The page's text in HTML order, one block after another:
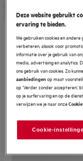
Deze website gebruikt
ervaring te bieden.
We gebruiken cookies en
verbeteren, alsook voor
informatie over je gebruik van
media, advertising en analytics.
ons gebruik van cookies. Zo
aanbiedingen op maat
op ‘Verder zonder accepteren’,
op je surfervaring en op de
verwijzen we je naar onze
Cookie-